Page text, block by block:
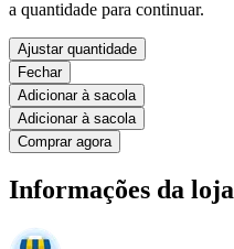
a quantidade para continuar.
Ajustar quantidade
Fechar
Adicionar à sacola
Adicionar à sacola
Comprar agora
Informações da loja